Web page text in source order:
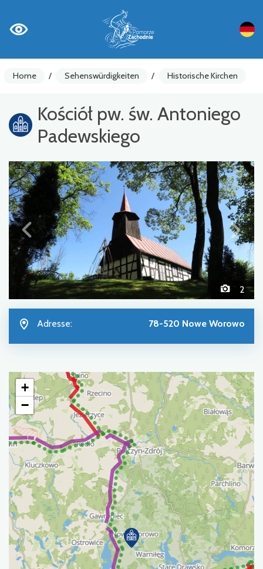
Home / Sehenswürdigkeiten / Historische Kirchen
Kościół pw. św. Antoniego
Padewskiego
2
Adresse: 78-520 Nowe Worowo
+
−